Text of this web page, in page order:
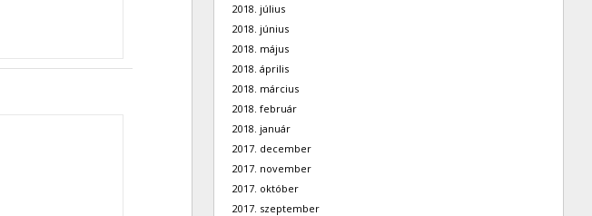
2018. július
2018. június
2018. május
2018. április
2018. március
2018. február
2018. január
2017. december
2017. november
2017. október
2017. szeptember